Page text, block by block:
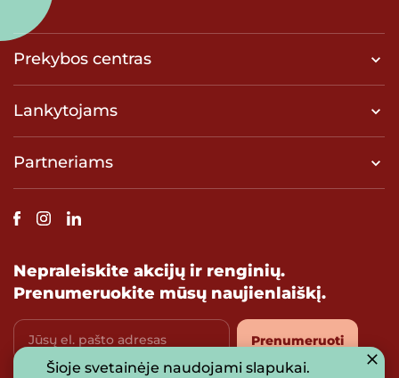
Prekybos centras
Lankytojams
Partneriams
Nepraleiskite akcijų ir renginių.
Prenumeruokite mūsų naujienlaiškį.
Jūsų el. pašto adresas Prenumeruoti
Šioje svetainėje naudojami slapukai.